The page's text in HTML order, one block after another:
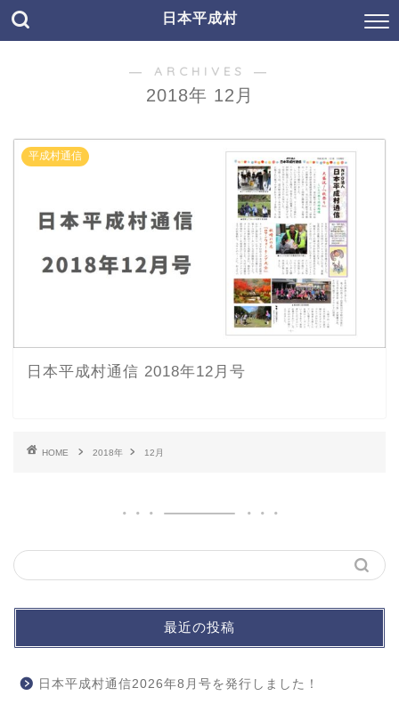
日本平成村
― ARCHIVES ―
2018年 12月
平成村通信
日本平成村通信 2018年12月号
HOME 2018年 12月
最近の投稿
日本平成村通信2026年8月号を発行しました！